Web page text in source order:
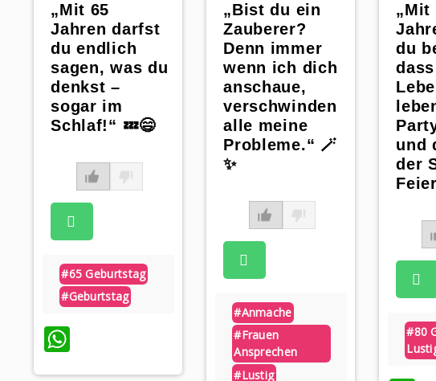
„Mit 65
Jahren darfst
du endlich
sagen, was du
denkst –
sogar im
Schlaf!“ 💤😄
#65 Geburtstag
#geburtstag
WhatsApp
„Bist du ein
Zauberer?
Denn immer
wenn ich dich
anschaue,
verschwinden
alle meine
Probleme.“ 🪄
✨
#anmache
#frauen
Ansprechen
#lustig
„Mit
du
und
der
#80